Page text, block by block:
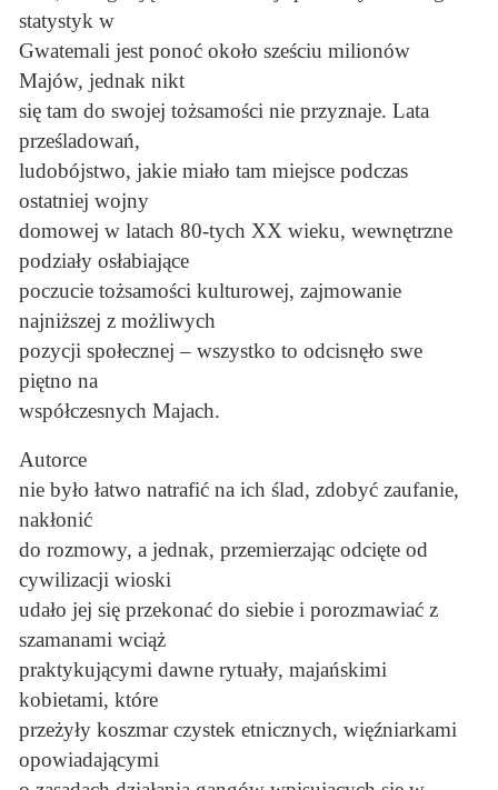
statystyk w
Gwatemali jest ponoć około sześciu milionów
Majów, jednak nikt
się tam do swojej tożsamości nie przyznaje. Lata
prześladowań,
ludobójstwo, jakie miało tam miejsce podczas
ostatniej wojny
domowej w latach 80-tych XX wieku, wewnętrzne
podziały osłabiające
poczucie tożsamości kulturowej, zajmowanie
najniższej z możliwych
pozycji społecznej – wszystko to odcisnęło swe
piętno na
współczesnych Majach.
Autorce
nie było łatwo natrafić na ich ślad, zdobyć zaufanie,
nakłonić
do rozmowy, a jednak, przemierzając odcięte od
cywilizacji wioski
udało jej się przekonać do siebie i porozmawiać z
szamanami wciąż
praktykującymi dawne rytuały, majańskimi
kobietami, które
przeżyły koszmar czystek etnicznych, więźniarkami
opowiadającymi